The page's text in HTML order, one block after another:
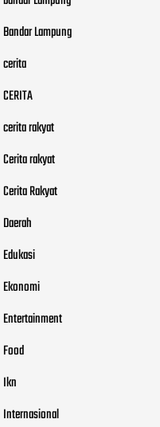
Bandar Lampung
cerita
CERITA
cerita rakyat
Cerita rakyat
Cerita Rakyat
Daerah
Edukasi
Ekonomi
Entertainment
Food
Ikn
Internasional